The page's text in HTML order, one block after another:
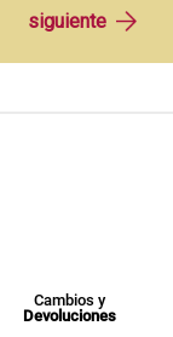
Cambios y
Devoluciones